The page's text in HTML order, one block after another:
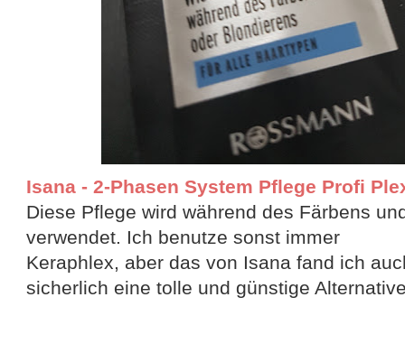
Isana - 2-Phasen System Pflege Profi
Diese Pflege wird während des Färbens
verwendet. Ich benutze sonst immer
Keraphlex, aber das von Isana fand ich
sicherlich eine tolle und günstige